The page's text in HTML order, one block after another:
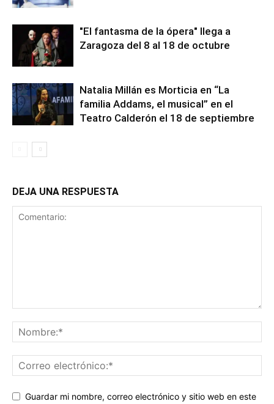
"El fantasma de la ópera" llega a
Zaragoza del 8 al 18 de octubre
Natalia Millán es Morticia en “La
familia Addams, el musical” en el
Teatro Calderón el 18 de septiembre
DEJA UNA RESPUESTA
Guardar mi nombre, correo electrónico y sitio web en este